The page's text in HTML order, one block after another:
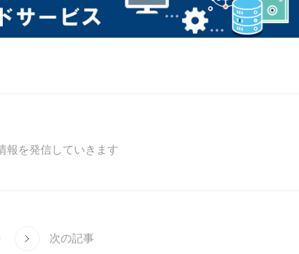
報を発信していきます
次の記事